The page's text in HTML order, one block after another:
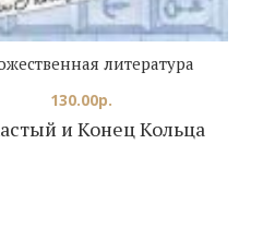
и Конец Кольца
литература
130.00р.